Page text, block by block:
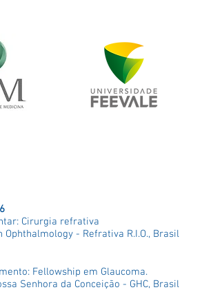
Cirurgia refrativa
Ophthalmology - Refrativa R.I.O., Brasil
Fellowship em Glaucoma.
Senhora da Conceição - GHC, Brasil